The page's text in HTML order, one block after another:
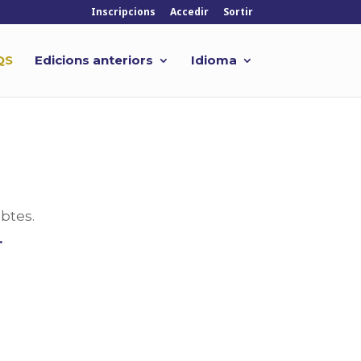
Inscripcions Accedir Sortir
Edicions anteriors Idioma